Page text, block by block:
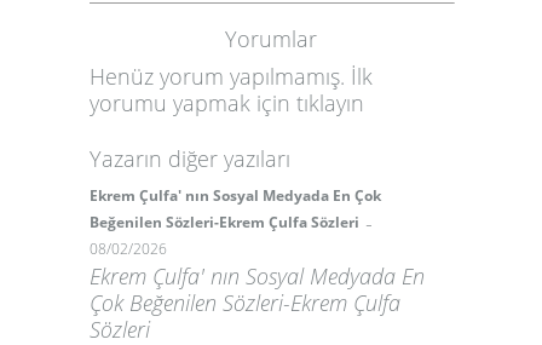
Yorumlar
Henüz yorum yapılmamış. İlk
yorumu yapmak için tıklayın
Yazarın diğer yazıları
Ekrem Çulfa' nın Sosyal Medyada En Çok
Beğenilen Sözleri-Ekrem Çulfa Sözleri -
08/02/2026
Ekrem Çulfa' nın Sosyal Medyada En
Çok Beğenilen Sözleri-Ekrem Çulfa
Sözleri